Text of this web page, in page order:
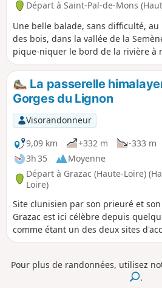
Départ à Saint-Pal-de-Mons
Une belle balade, sans difficulté,
des bois, dans la vallée de la
pique-niquer le bord de la rivière à
La passerelle
Gorges du Lignon
Visorandonneur
9,09 km
+332 m
-333 m
3h 35
Moyenne
Départ à Grazac (Haute-Loire)
Loire)
Site clunisien par son prieuré et
Grazac est ici célèbre depuis
comme étant un des deux sites
plus grande passerelle
accéder en vous permettant une
promenade dans cette vallée boisée.
Pour plus de randonnées, utilisez
.